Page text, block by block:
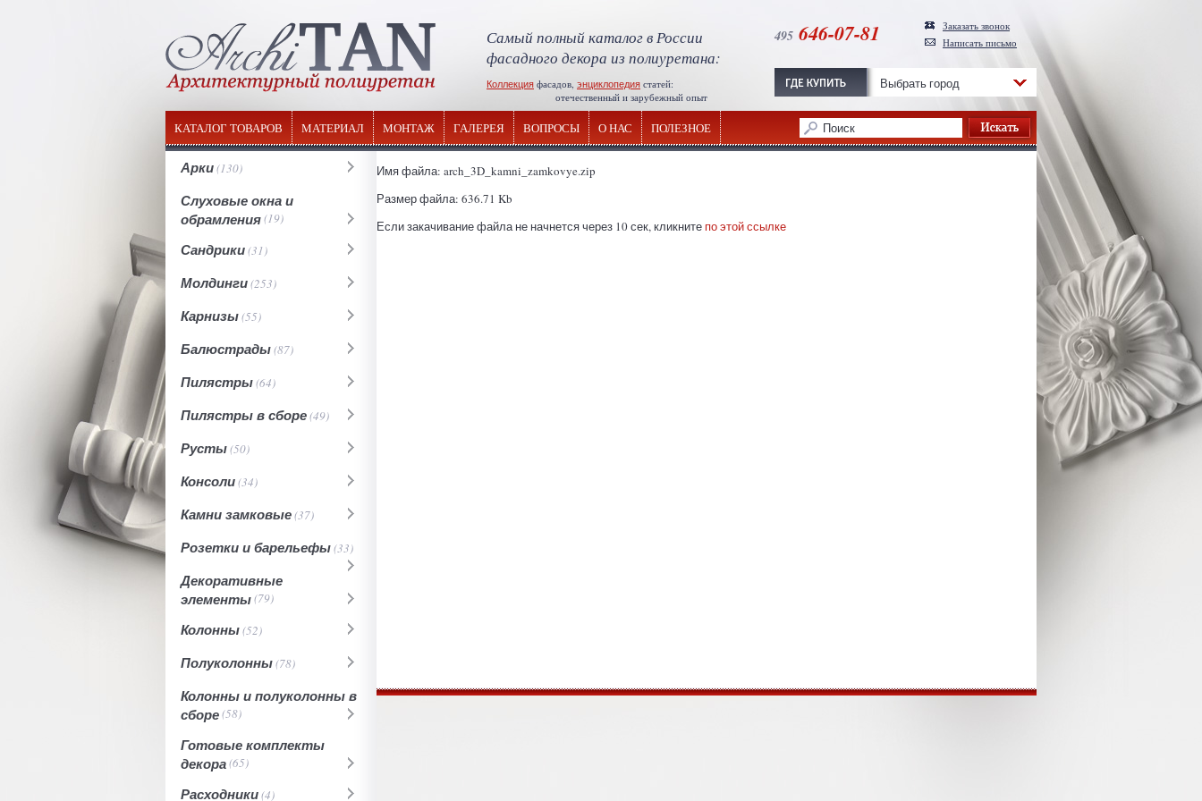
Самый полный каталог в России
фасадного декора из полиуретана:
Коллекция фасадов, энциклопедия статей:
отечественный и зарубежный опыт
495 646-07-81
Заказать звонок
Написать письмо
Выбрать город
КАТАЛОГ ТОВАРОВ МАТЕРИАЛ МОНТАЖ ГАЛЕРЕЯ ВОПРОСЫ О НАС ПОЛЕЗНОЕ
Арки(130)
Слуховые окна и
обрамления(19)
Сандрики(31)
Молдинги(253)
Карнизы(55)
Балюстрады(87)
Пилястры(64)
Пилястры в сборе(49)
Русты(50)
Консоли(34)
Камни замковые(37)
Розетки и барельефы(33)
Декоративные
элементы(79)
Колонны(52)
Полуколонны(78)
Колонны и полуколонны в
сборе(58)
Готовые комплекты
декора(65)
Расходники(4)
Имя файла: arch_3D_kamni_zamkovye.zip
Размер файла: 636.71 Kb
Если закачивание файла не начнется через 10 сек, кликните по этой ссылке